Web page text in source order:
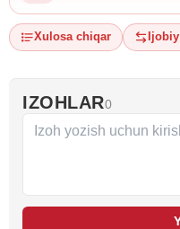
Xulosa chiqar
IZOHLAR0